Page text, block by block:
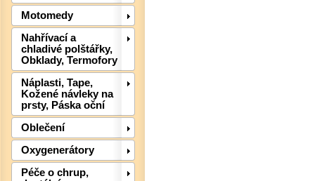
Motomedy
Nahřívací a
chladivé polštářky,
Obklady, Termofory
Náplasti, Tape,
Kožené návleky na
prsty, Páska oční
Oblečení
Oxygenerátory
Péče o chrup,